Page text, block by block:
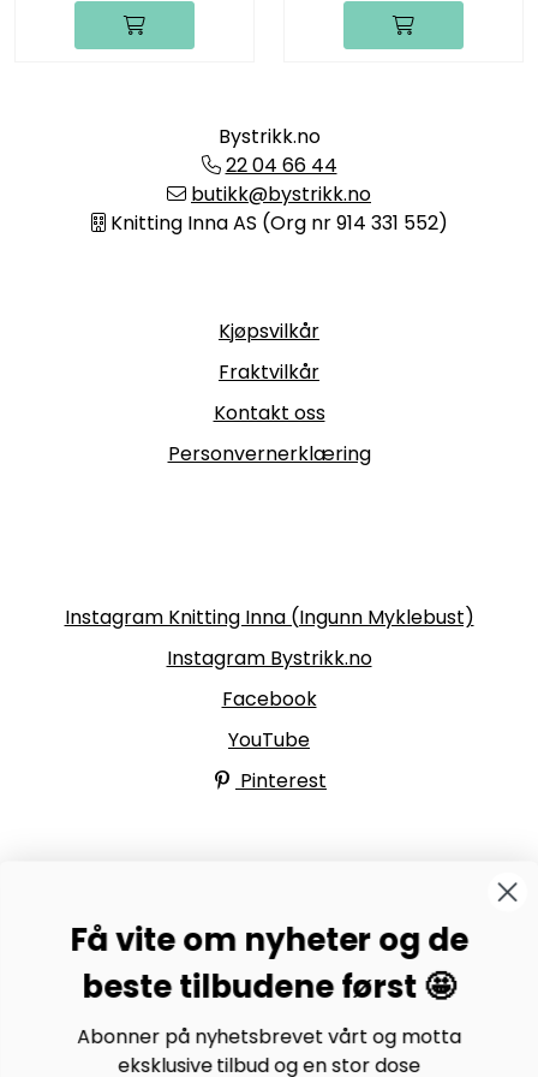
Bystrikk.no
22 04 66 44
butikk@bystrikk.no
Knitting Inna AS (Org nr 914 331 552)
Kjøpsvilkår
Fraktvilkår
Kontakt oss
Personvernerklæring
Instagram Knitting Inna (Ingunn Myklebust)
Instagram Bystrikk.no
Facebook
YouTube
Pinterest
Bli medlem av Bystrikk-forumet vårt på Facebook og
møt både designere og teststrikkere, samt 31.000
andre Bystrikkere som deler erfaringer, bilder og
inspirasjon.
Få vite om nyheter og de
beste tilbudene først 🤩
Abonner på nyhetsbrevet vårt og motta
eksklusive tilbud og en stor dose